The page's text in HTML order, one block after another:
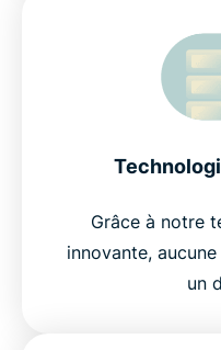
Grâce à notre
innovante,
un